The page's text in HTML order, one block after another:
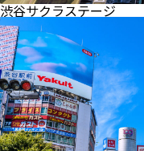
渋谷サクラステージ